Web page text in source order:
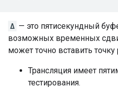
Δ — это пятисекундный
возможных временных
может точно вставить
Трансляция имеет
тестирования.